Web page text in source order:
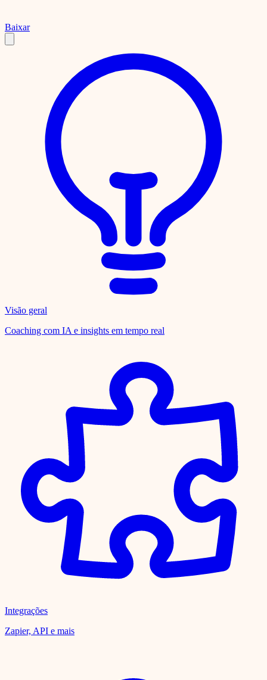
Baixar
Visão geral
Coaching com IA e insights em tempo real
Integrações
Zapier, API e mais